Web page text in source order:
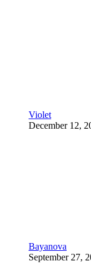
Violet
December 12,
Bayanova
September 27,